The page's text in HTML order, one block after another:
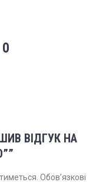
0
ВІДГУК НА
Обов’язкові